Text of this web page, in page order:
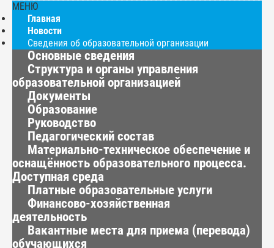
МЕНЮ
Главная
Новости
Сведения об образовательной организации
Основные сведения
Структура и органы управления
образовательной организацией
Документы
Образование
Руководство
Педагогический состав
Материально-техническое обеспечение и
оснащённость образовательного процесса.
Доступная среда
Платные образовательные услуги
Финансово-хозяйственная
деятельность
Вакантные места для приема (перевода)
обучающихся